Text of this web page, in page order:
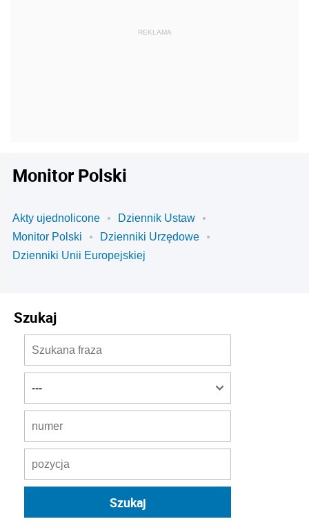
Monitor Polski
Akty ujednolicone
Dziennik Ustaw
Monitor Polski
Dzienniki Urzędowe
Dzienniki Unii Europejskiej
Szukaj